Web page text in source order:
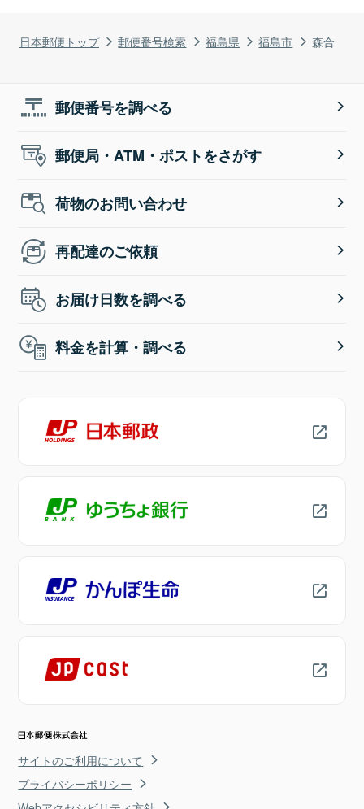
日本郵便トップ 郵便番号検索 福島県 福島市 森合
郵便番号を調べる
郵便局・ATM・ポストをさがす
荷物のお問い合わせ
再配達のご依頼
お届け日数を調べる
料金を計算・調べる
サイトのご利用について
プライバシーポリシー